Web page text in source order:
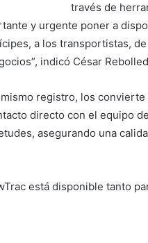
través de
y urgente poner a
a los transportistas,
indicó César
registro, los
directo con el equipo
asegurando una
está disponible tanto